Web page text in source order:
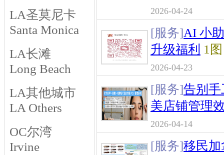
LA圣莫尼卡
Santa Monica
LA长滩
Long Beach
LA其他城市
LA Others
OC尔湾
Irvine
2026-04-24
[服务]AI 小
升级福利 1图
2026-04-23
[服务]告别手
美店铺管理
2026-04-14
[服务]移民